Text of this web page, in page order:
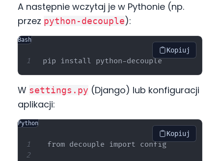
A następnie wczytaj je w Pythonie (np.
przez python-decouple):
Bash
Kopiuj
W settings.py (Django) lub konfiguracji
aplikacji:
Python
Kopiuj
from decouple import config